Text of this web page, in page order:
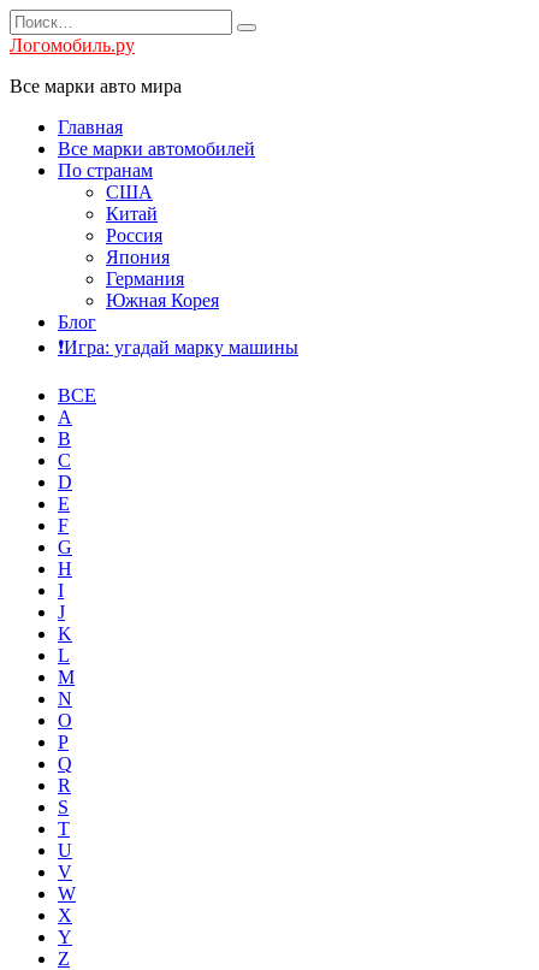
Перейти
к
Search
for:
Логомобиль.ру
Все марки авто мира
Главная
Все марки автомобилей
По странам
США
Китай
Россия
Япония
Германия
Южная Корея
Блог
❗️Игра: угадай марку машины
ВСЕ
A
B
C
D
E
F
G
H
I
J
K
L
M
N
O
P
Q
R
S
T
U
V
W
X
Y
Z